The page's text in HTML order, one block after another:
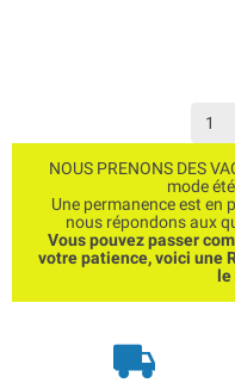
NOUS PRENONS DES
mode
Une permanence est en
nous répondons aux
Vous pouvez passer
votre patience, voici une
le